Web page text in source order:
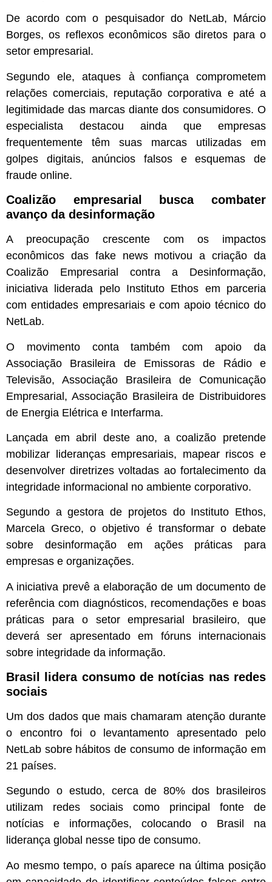
De acordo com o pesquisador do NetLab, Márcio
Borges, os reflexos econômicos são diretos para o
setor empresarial.
Segundo ele, ataques à confiança comprometem
relações comerciais, reputação corporativa e até a
legitimidade das marcas diante dos consumidores. O
especialista destacou ainda que empresas
frequentemente têm suas marcas utilizadas em
golpes digitais, anúncios falsos e esquemas de
fraude online.
Coalizão empresarial busca combater
avanço da desinformação
A preocupação crescente com os impactos
econômicos das fake news motivou a criação da
Coalizão Empresarial contra a Desinformação,
iniciativa liderada pelo Instituto Ethos em parceria
com entidades empresariais e com apoio técnico do
NetLab.
O movimento conta também com apoio da
Associação Brasileira de Emissoras de Rádio e
Televisão, Associação Brasileira de Comunicação
Empresarial, Associação Brasileira de Distribuidores
de Energia Elétrica e Interfarma.
Lançada em abril deste ano, a coalizão pretende
mobilizar lideranças empresariais, mapear riscos e
desenvolver diretrizes voltadas ao fortalecimento da
integridade informacional no ambiente corporativo.
Segundo a gestora de projetos do Instituto Ethos,
Marcela Greco, o objetivo é transformar o debate
sobre desinformação em ações práticas para
empresas e organizações.
A iniciativa prevê a elaboração de um documento de
referência com diagnósticos, recomendações e boas
práticas para o setor empresarial brasileiro, que
deverá ser apresentado em fóruns internacionais
sobre integridade da informação.
Brasil lidera consumo de notícias nas redes
sociais
Um dos dados que mais chamaram atenção durante
o encontro foi o levantamento apresentado pelo
NetLab sobre hábitos de consumo de informação em
21 países.
Segundo o estudo, cerca de 80% dos brasileiros
utilizam redes sociais como principal fonte de
notícias e informações, colocando o Brasil na
liderança global nesse tipo de consumo.
Ao mesmo tempo, o país aparece na última posição